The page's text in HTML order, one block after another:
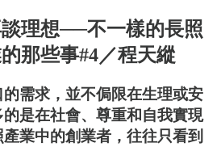
理想──不一樣的長照
那些事#4／程天縱
需求，並不侷限在生理或安
是在社會、尊重和自我實現
業中的創業者，往往只看到